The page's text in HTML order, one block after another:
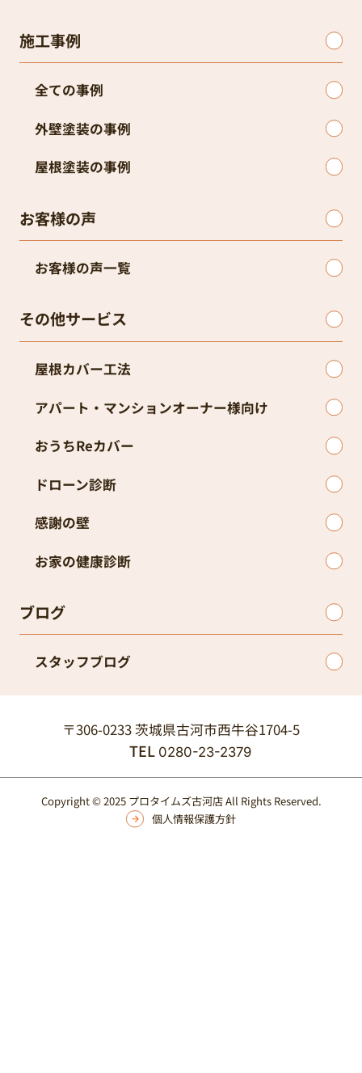
施工事例
全ての事例
外壁塗装の事例
屋根塗装の事例
お客様の声
お客様の声一覧
その他サービス
屋根カバー工法
アパート・マンションオーナー様向け
おうちReカバー
ドローン診断
感謝の壁
お家の健康診断
ブログ
スタッフブログ
〒306-0233 茨城県古河市西牛谷1704-5
TEL 0280-23-2379
Copyright © 2025 プロタイムズ古河店 All Rights Reserved.
個人情報保護方針